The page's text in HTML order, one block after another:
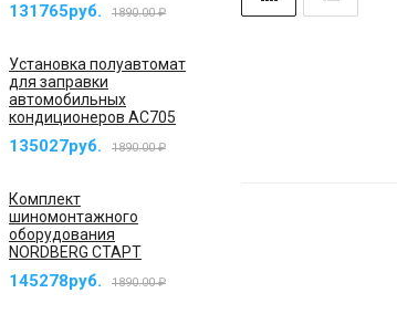
131765руб. 1890.00 ₽
Установка полуавтомат
для заправки
автомобильных
кондиционеров AC705
135027руб. 1890.00 ₽
Комплект
шиномонтажного
оборудования
NORDBERG СТАРТ
145278руб. 1890.00 ₽